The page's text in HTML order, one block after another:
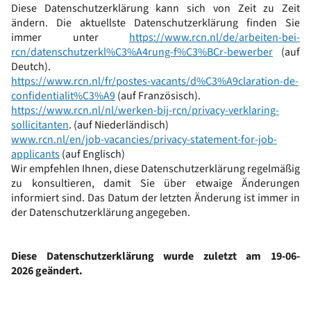
Diese Datenschutzerklärung kann sich von Zeit zu Zeit
ändern. Die aktuellste Datenschutzerklärung finden Sie
immer unter https://www.rcn.nl/de/arbeiten-bei-
rcn/datenschutzerkl%C3%A4rung-f%C3%BCr-bewerber (auf
Deutch).
https://www.rcn.nl/fr/postes-vacants/d%C3%A9claration-de-
confidentialit%C3%A9(auf Französisch).
https://www.rcn.nl/nl/werken-bij-rcn/privacy-verklaring-
sollicitanten. (auf Niederländisch)
www.rcn.nl/en/job-vacancies/privacy-statement-for-job-
applicants(auf Englisch)
Wir empfehlen Ihnen, diese Datenschutzerklärung regelmäßig
zu konsultieren, damit Sie über etwaige Änderungen
informiert sind. Das Datum der letzten Änderung ist immer in
der Datenschutzerklärung angegeben.
Diese Datenschutzerklärung wurde zuletzt am 19-06-
2026geändert.